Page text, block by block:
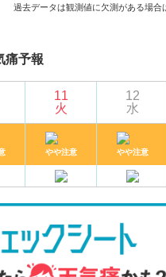
過去データは観測値に欠測がある場合
痛予報
11
火
やや注意
12
水
やや注意